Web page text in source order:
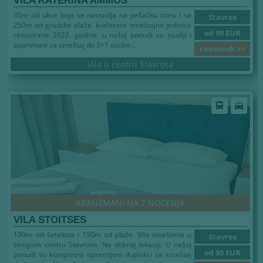
Stavros
od 99 EUR
cenovnik >>
30m od ulice koja se nastavlja na pešačku zonu i na
250m od gradske plaže. kvalitetne smeštajne jedinice
renovirane 2022. godine. u našoj ponudi su studiji i
apartmani za smeštaj do 3+1 osobe...
Vila u centru Stavrosa
directions_bus directions_car
ARANŽMANI NA 7 NOĆENJA
VILA STOITSES
Stavros
od 99 EUR
100m od šetalista i 150m od plaže. Vila smeštena u
strogom centru Stavrosa. Na dobroj lokaciji. U našoj
ponudi su kompletno opremljeni dupleksi za smeštaj